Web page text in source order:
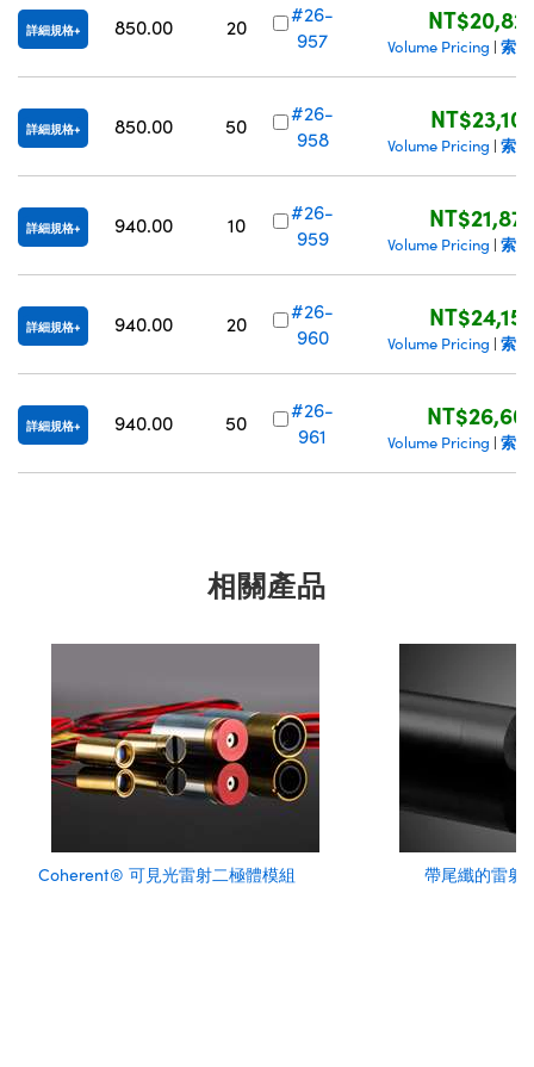
詳細規格 850.00 20
#26-
957
Volume Pricing | 索
詳細規格 850.00 50
#26-
958
Volume Pricing | 索
詳細規格 940.00 10
#26-
959
Volume Pricing | 索
詳細規格 940.00 20
#26-
960
Volume Pricing | 索
詳細規格 940.00 50
#26-
961
Volume Pricing | 索
相關產品
Coherent® 可見光雷射二極體模組 帶尾纖的雷射